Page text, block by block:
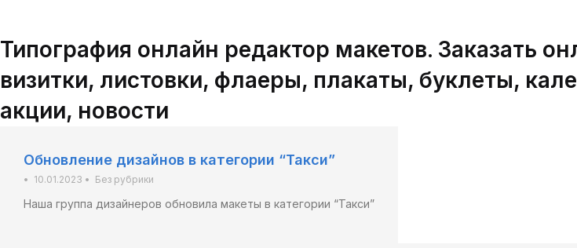
ПЕРЕЙТИ К ПОЛНОЙ
Типография онлайн редактор макетов. Заказать
визитки, листовки, флаеры, плакаты, буклеты,
акции, новости
Обновление дизайнов в категории “Такси”
• 10.01.2023 • Без рубрики
Наша группа дизайнеров обновила макеты в категории “Такси”